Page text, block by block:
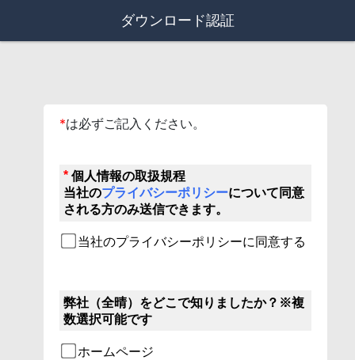
ダウンロード認証
*は必ずご記入ください。
* 個人情報の取扱規程
当社のプライバシーポリシーについて同意
される方のみ送信できます。
当社のプライバシーポリシーに同意する
弊社（全晴）をどこで知りましたか？※複
数選択可能です
ホームページ